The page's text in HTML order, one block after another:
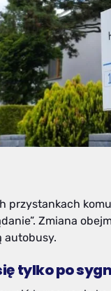
przystankach
Zmiana
autobusy.
tylko po